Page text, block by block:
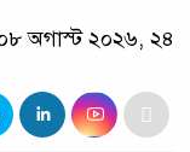
অগাস্ট ২০২৬, ২৪